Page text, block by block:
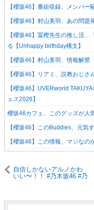
【櫻坂46】番組収録、メンバー
【櫻坂46】村山美羽、あの問
【櫻坂46】冨樫先生の推し活…
る【Unhappy birthday構文】
【櫻坂46】村山美羽、情報解禁
【櫻坂46】リアミ、説教おじ
【櫻坂46】UVERworld
ェス2026】
櫻坂46カフェ、このグッズが人
【櫻坂46】このBuddies、元気
【櫻坂46】この情報、マジなの
自信しかないアルノかわ
いい〜！！ #乃木坂46 #乃